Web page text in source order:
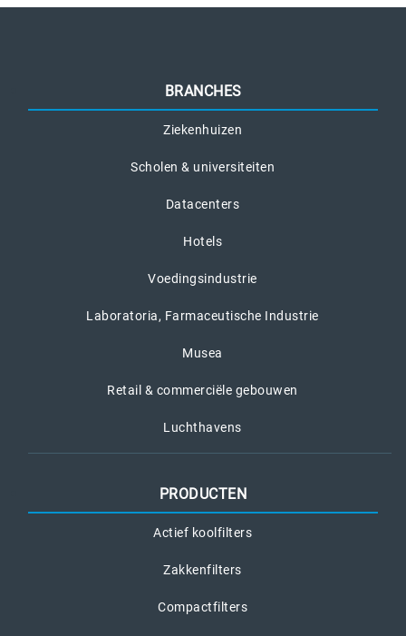
BRANCHES
Ziekenhuizen
Scholen & universiteiten
Datacenters
Hotels
Voedingsindustrie
Laboratoria, Farmaceutische Industrie
Musea
Retail & commerciële gebouwen
Luchthavens
PRODUCTEN
Actief koolfilters
Zakkenfilters
Compactfilters